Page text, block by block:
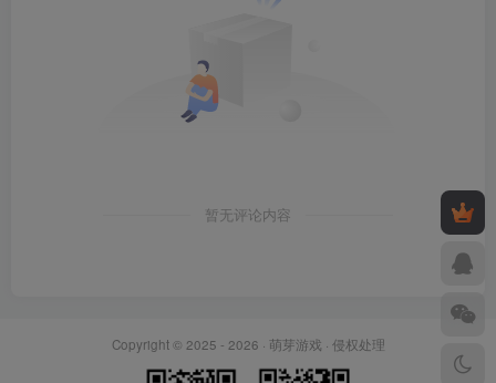
暂无评论内容
Copyright © 2025 - 2026 · 萌芽游戏 · 侵权处理